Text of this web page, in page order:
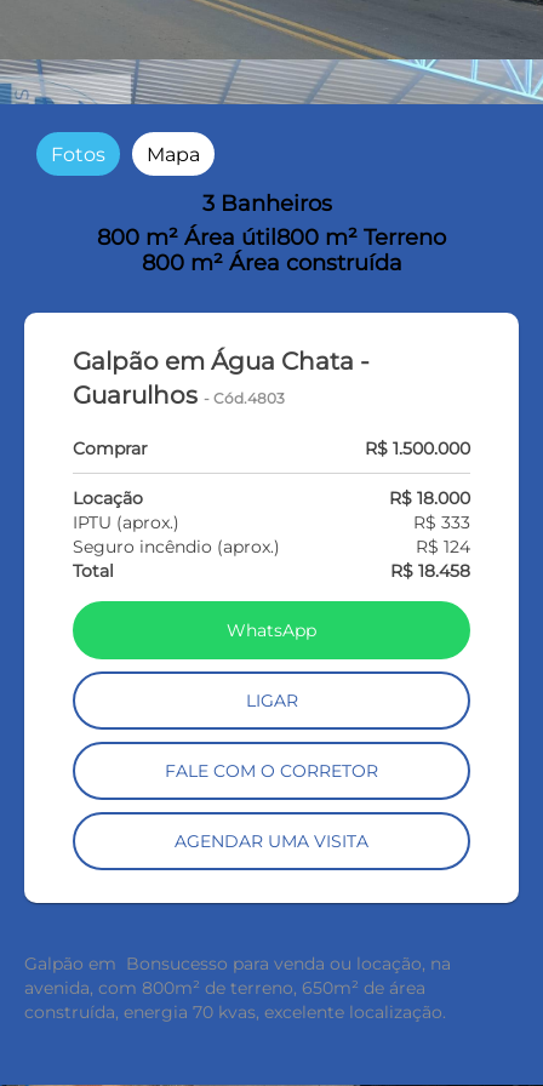
Fotos Mapa
3 Banheiros
800 m² Área útil800 m² Terreno
800 m² Área construída
Galpão em Água Chata -
Guarulhos- Cód.4803
Comprar R$ 1.500.000
Locação
R$ 18.000
IPTU (aprox.)
R$ 333
Seguro incêndio (aprox.)
R$ 124
Total
R$ 18.458
WhatsApp
LIGAR
FALE COM O CORRETOR
AGENDAR UMA VISITA
keyboard_backspace
Galpão em Bonsucesso para venda ou locação, na
avenida, com 800m² de terreno, 650m² de área
construída, energia 70 kvas, excelente localização.